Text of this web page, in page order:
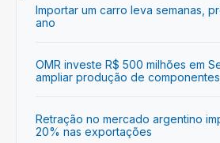
Importar um carro leva semanas,
ano
OMR investe R$ 500 milhões em
ampliar produção de componentes
Retração no mercado argentino
20% nas exportações